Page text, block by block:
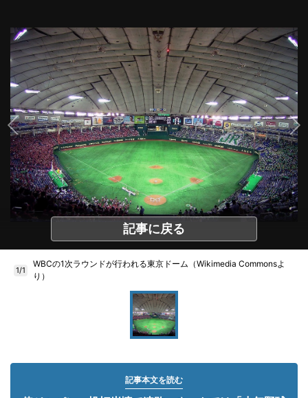
記事に戻る
1/1
WBCの1次ラウンドが行われる東京ドーム（Wikimedia Commonsよ
り）
記事本文を読む